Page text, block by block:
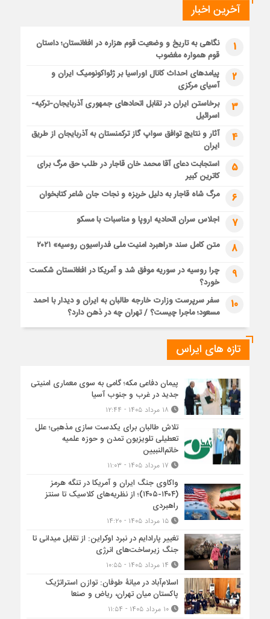
آخرین اخبار
1
نگاهی به تاریخ و وضعیت قوم هزاره در افغانستان؛ داستان
قوم همواره مغضوب
2
پیامدهای احداث کانال اوراسیا بر ژئواکونومیک ایران و
آسیای مرکزی
3
برخاستن ایران در تقابل اتحادهای جمهوری آذربایجان-ترکیه-
اسرائیل
4
آثار و نتایج توافق سواپ گاز ترکمنستان به آذربایجان از طریق
ایران
5
استجابت دعای آقا محمد خان قاجار در طلب حق مرگ برای
کاترین کبیر
6 مرگ شاه قاجار به دلیل خربزه و نجات جان شاعر کتابخوان
7 اجلاس سران اتحادیه اروپا و مناسبات با مسکو
8 متن کامل سند «راهبرد امنیت ملی فدراسیون روسیه» ۲۰۲۱
9
چرا روسیه در سوریه موفق شد و آمریکا در افغانستان شکست
خورد؟
10
سفر سرپرست وزارت خارجه طالبان به ایران و دیدار با احمد
مسعود؛ ماجرا چیست؟ / تهران چه در ذهن دارد؟
تازه های ایراس
پیمان دفاعی مکه؛ گامی به سوی معماری امنیتی
جدید در غرب و جنوب آسیا
تلاش طالبان برای یکدست سازی مذهبی؛ علل
تعطیلی تلویزیون تمدن و حوزه علمیه
خاتم‌النبیین
واکاوی جنگ ایران و آمریکا در تنگه هرمز
(۱۴۰۴-۱۴۰۵)؛ از نظریه‌های کلاسیک تا سنتز
راهبردی
۱۵ مرداد ۱۴۰۵ - ۱۴:۲۰
تغییر پارادایم در نبرد اوکراین: از تقابل میدانی تا
جنگ زیرساخت‌های انرژی
اسلام‌آباد در میانۀ طوفان: توازن استراتژیک
پاکستان میان تهران، ریاض و صنعا
۱۰ مرداد ۱۴۰۵ - ۱۱:۵۴